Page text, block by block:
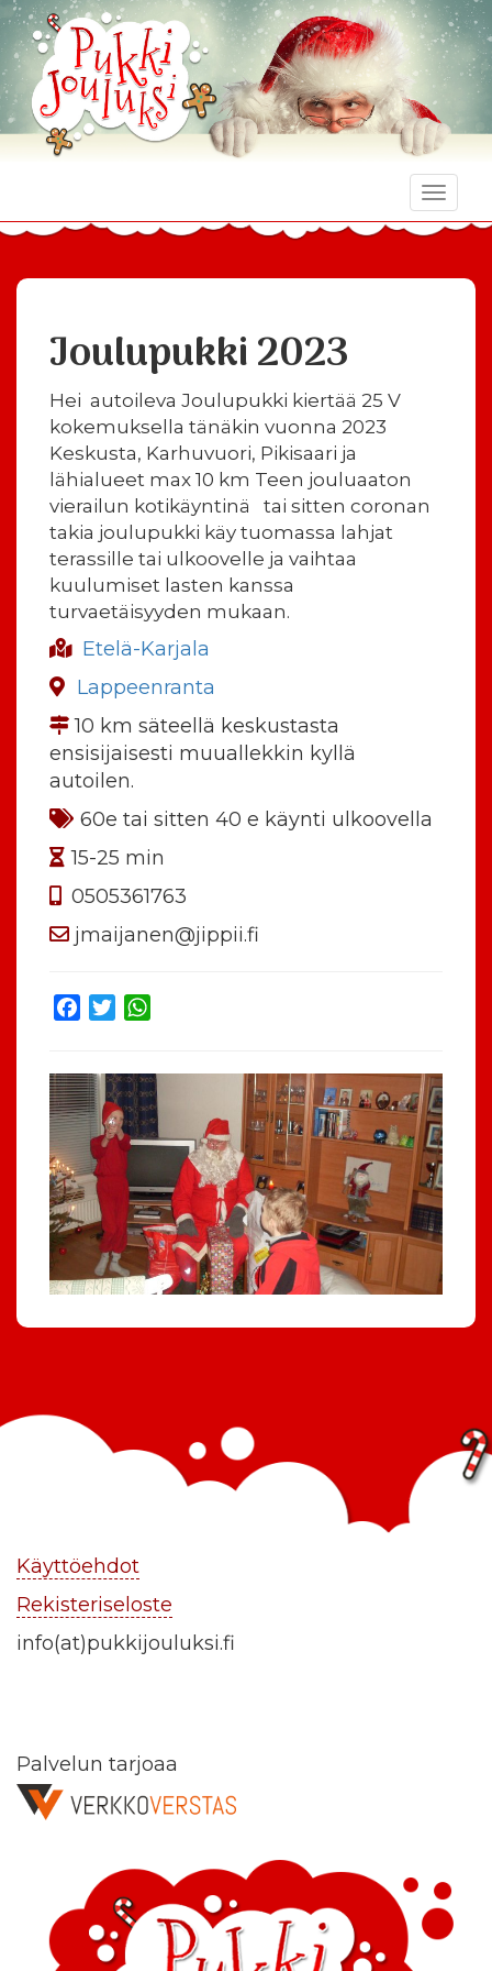
Toggle
Joulupukki 2023
Hei autoileva Joulupukki kiertää 25 V
kokemuksella tänäkin vuonna 2023
Keskusta, Karhuvuori, Pikisaari ja
lähialueet max 10 km Teen jouluaaton
vierailun kotikäyntinä tai sitten coronan
takia joulupukki käy tuomassa lahjat
terassille tai ulkoovelle ja vaihtaa
kuulumiset lasten kanssa
turvaetäisyyden mukaan.
Etelä-Karjala
Lappeenranta
10 km säteellä keskustasta
ensisijaisesti muuallekkin kyllä
autoilen.
60e tai sitten 40 e käynti ulkoovella
15-25 min
0505361763
jmaijanen@jippii.fi
Facebook
Twitter
Käyttöehdot
Rekisteriseloste
info(at)pukkijouluksi.fi
Palvelun tarjoaa